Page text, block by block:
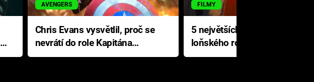
AVENGERS
Chris Evans vysvětlil, proč se
nevrátí do role Kapitána
Ameriky
FILMY
5 největších propadáků
loňského roku: Disney na
jediné katastrofě prodělal 200